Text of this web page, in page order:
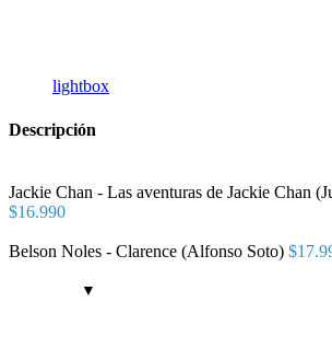
lightbox
Descripción
Jackie Chan - Las aventuras de Jackie Chan
$16.990
Belson Noles - Clarence (Alfonso Soto) $